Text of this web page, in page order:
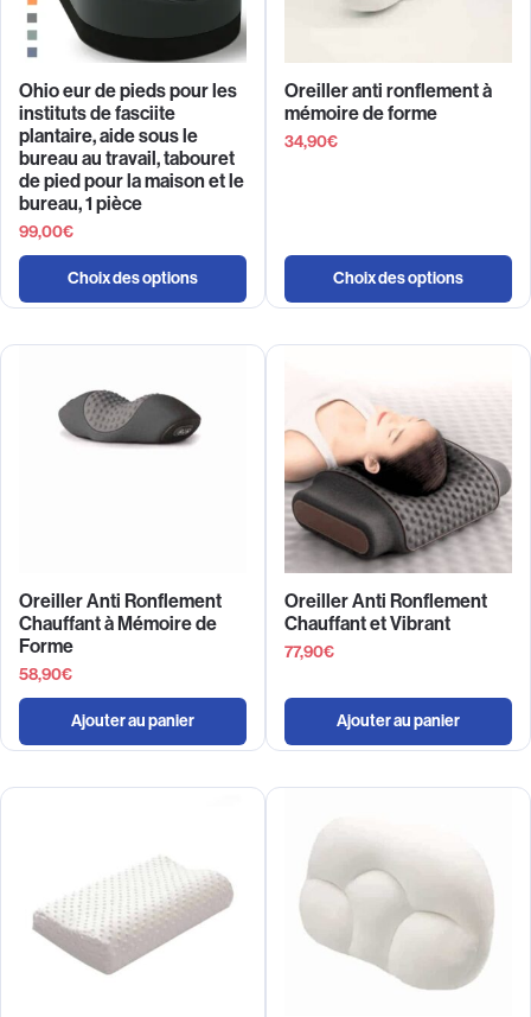
Ohio eur de pieds pour les
instituts de fasciite
plantaire, aide sous le
bureau au travail, tabouret
de pied pour la maison et le
bureau, 1 pièce
99,00€
Choix des options
Oreiller anti ronflement à
mémoire de forme
34,90€
Choix des options
Oreiller Anti Ronflement
Chauffant à Mémoire de
Forme
58,90€
Ajouter au panier
Oreiller Anti Ronflement
Chauffant et Vibrant
77,90€
Ajouter au panier